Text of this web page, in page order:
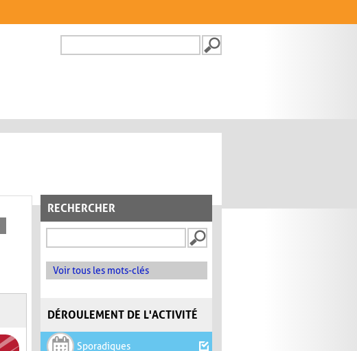
FORMULAIRE DE
RECHERCHER
Voir tous les mots-clés
DÉROULEMENT DE L'ACTIVITÉ
Sporadiques